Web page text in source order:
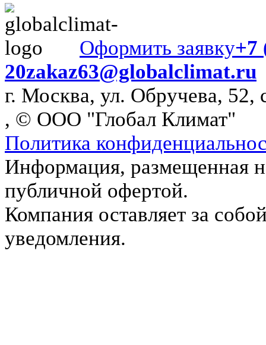
Оформить заявку+7
20zakaz63@globalclimat.ru
г. Москва, ул. Обручева, 52,
, © ООО "Глобал Климат"
Политика
Информация, размещенная
публичной офертой.
Компания оставляет за
уведомления.